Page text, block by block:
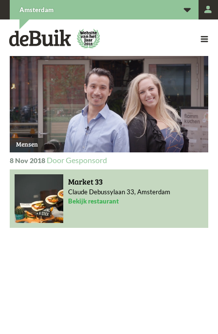
Mensen
8 Nov 2018 Gesponsord
Market 33
Claude Debussylaan 33, Amsterdam
Bekijk restaurant
Amsterdam
De Buik van {city: city}
De Buik